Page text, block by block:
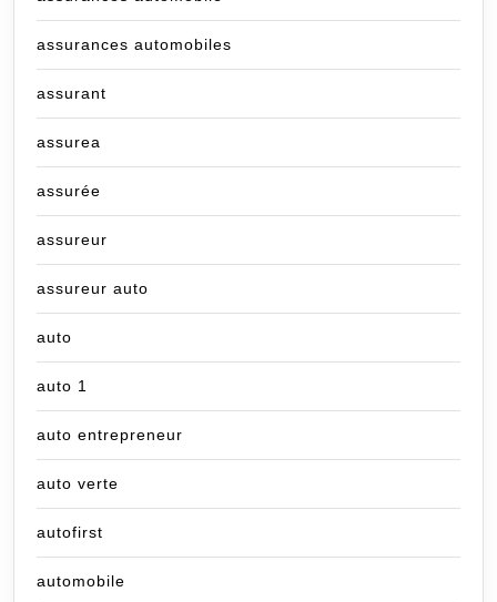
assurances automobiles
assurant
assurea
assurée
assureur
assureur auto
auto
auto 1
auto entrepreneur
auto verte
autofirst
automobile